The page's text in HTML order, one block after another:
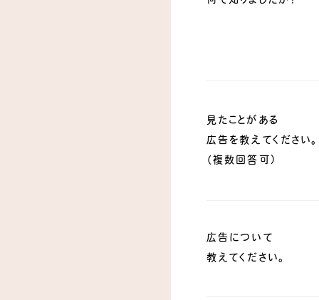
見たことがある
広告を教えてください。
（複数回答可）
広告について
教えてください。